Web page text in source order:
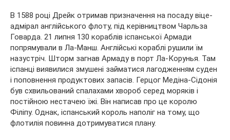
В 1588 році Дрейк отримав призначення на посаду віце-
адмірал англійського флоту, під керівництвом Чарльза
Говарда. 21 липня 130 кораблів іспанської Армади
попрямували в Ла-Манш. Англійські кораблі рушили їм
назустріч. Шторм загнав Армаду в порт Ла-Корунья. Там
іспанці виявилися змушені займатися лагодженням суден
і поповнення продуктових запасів. Герцог Медіна-Сідонія
був схвильований спалахами хвороб серед моряків і
постійною нестачею їжі. Він написав про це королю
Філіпу. Однак, іспанський король наполіг на тому, що
флотилія повинна дотримуватися плану.